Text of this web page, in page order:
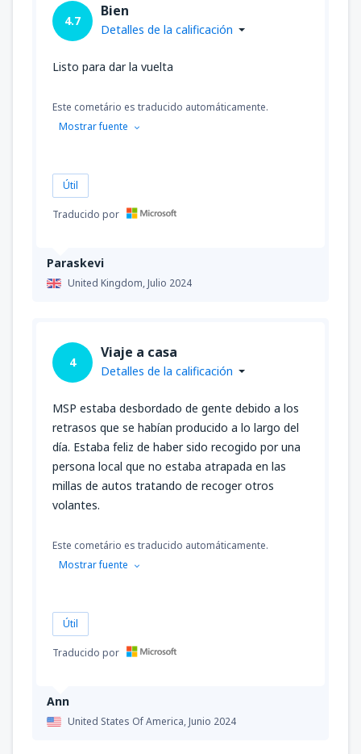
Paraskevi
United Kingdom,Julio 2024
4.7
Bien
Detalles de la calificación
Listo para dar la vuelta
Este cometário es traducido automáticamente.
Mostrar fuente
Útil
Traducido por
Ann
United States Of America,Junio 2024
4
Viaje a casa
Detalles de la calificación
MSP estaba desbordado de gente debido a los
retrasos que se habían producido a lo largo del
día. Estaba feliz de haber sido recogido por una
persona local que no estaba atrapada en las
millas de autos tratando de recoger otros
volantes.
Este cometário es traducido automáticamente.
Mostrar fuente
Útil
Traducido por